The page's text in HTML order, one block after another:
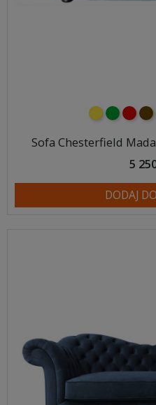
żółtyzielony
Sofa Chesterfield
5
DODAJ